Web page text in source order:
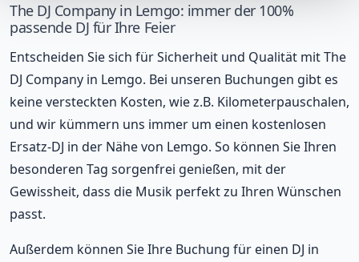
The DJ Company in Lemgo: immer der 100%
passende DJ für Ihre Feier
Entscheiden Sie sich für Sicherheit und Qualität mit The
DJ Company in Lemgo. Bei unseren Buchungen gibt es
keine versteckten Kosten, wie z.B. Kilometerpauschalen,
und wir kümmern uns immer um einen kostenlosen
Ersatz-DJ in der Nähe von Lemgo. So können Sie Ihren
besonderen Tag sorgenfrei genießen, mit der
Gewissheit, dass die Musik perfekt zu Ihren Wünschen
passt.
Außerdem können Sie Ihre Buchung für einen DJ in